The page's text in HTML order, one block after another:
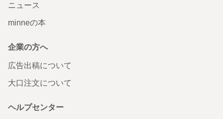
ニュース
minneの本
企業の方へ
広告出稿について
大口注文について
ヘルプセンター